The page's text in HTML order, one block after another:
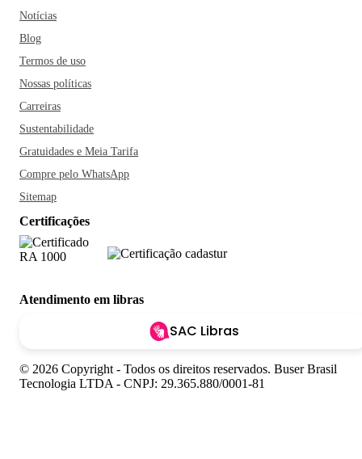
Notícias
Blog
Termos de uso
Nossas políticas
Carreiras
Sustentabilidade
Gratuidades e Meia Tarifa
Compre pelo WhatsApp
Sitemap
Certificações
Atendimento em libras
SAC Libras
© 2026 Copyright - Todos os direitos reservados. Buser Brasil
Tecnologia LTDA - CNPJ: 29.365.880/0001-81